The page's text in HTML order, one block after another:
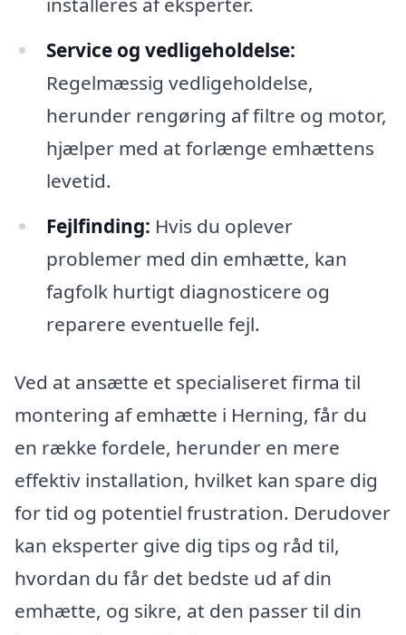
Service og vedligeholdelse:
Regelmæssig vedligeholdelse,
herunder rengøring af filtre og motor,
hjælper med at forlænge emhættens
levetid.
Fejlfinding: Hvis du oplever
problemer med din emhætte, kan
fagfolk hurtigt diagnosticere og
reparere eventuelle fejl.
Ved at ansætte et specialiseret firma til
montering af emhætte i Herning, får du
en række fordele, herunder en mere
effektiv installation, hvilket kan spare dig
for tid og potentiel frustration. Derudover
kan eksperter give dig tips og råd til,
hvordan du får det bedste ud af din
emhætte, og sikre, at den passer til din